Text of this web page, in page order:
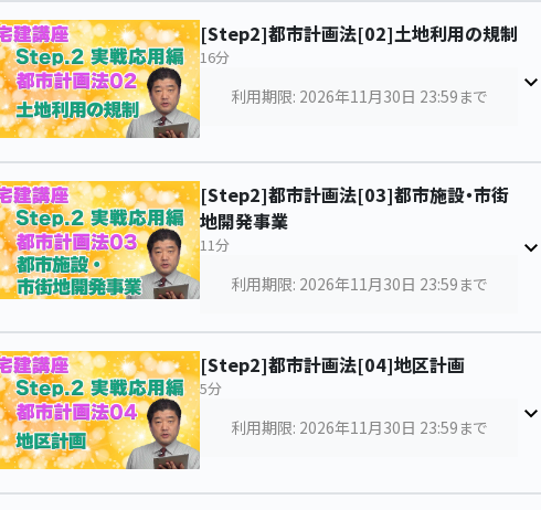
[Step2]都市計画法[02]土地利用の規制
16分
利用期限: 2026年11月30日 23:59まで
[Step2]都市計画法[03]都市施設・市街
地開発事業
11分
利用期限: 2026年11月30日 23:59まで
[Step2]都市計画法[04]地区計画
5分
利用期限: 2026年11月30日 23:59まで